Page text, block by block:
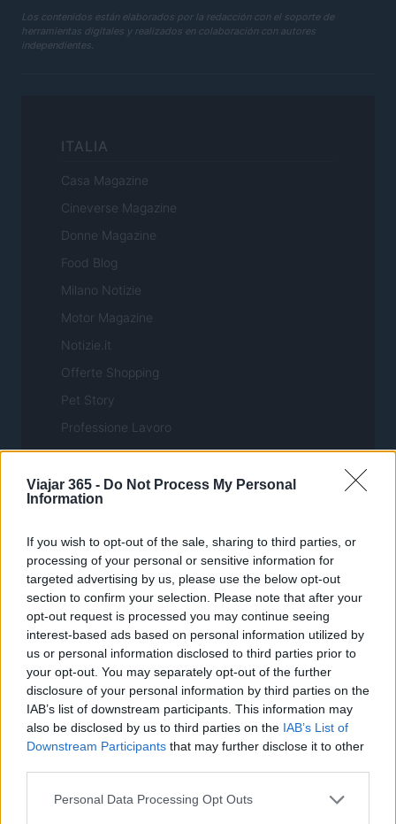
Viajar 365 - Do Not Process My Personal
Information
If you wish to opt-out of the sale, sharing to third parties, or
processing of your personal or sensitive information for
targeted advertising by us, please use the below opt-out
section to confirm your selection. Please note that after your
opt-out request is processed you may continue seeing
interest-based ads based on personal information utilized by
us or personal information disclosed to third parties prior to
your opt-out. You may separately opt-out of the further
disclosure of your personal information by third parties on the
IAB’s list of downstream participants. This information may
also be disclosed by us to third parties on the IAB’s List of
Downstream Participants that may further disclose it to other
Please note that this website/app uses one or more Google
Personal Data Processing Opt Outs
Los contenidos están elaborados por la redacción con el soporte de
herramientas digitales y realizados en colaboración con autores
independientes.
ITALIA
Casa Magazine
Cineverse Magazine
Donne Magazine
Food Blog
Milano Notizie
Motor Magazine
Notizie.it
Offerte Shopping
Pet Story
Professione Lavoro
Sport Magazine
Style24
Tuobenessere
Viaggiamo
Nonne Magazine
Milano Cortina
Luxury Club
Il Calcio Online
Professione mamma
World Music
Investimenti Magazine